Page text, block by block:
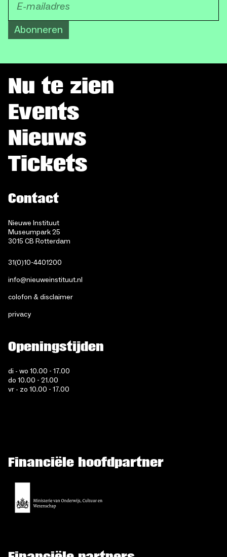
Abonneren
Nu te zien
Events
Nieuws
Tickets
Contact
Nieuwe Instituut
Museumpark 25
3015 CB Rotterdam
31(0)10-4401200
info@nieuweinstituut.nl
colofon & disclaimer
privacy
Openingstijden
di - wo 10.00 - 17.00
do 10.00 - 21.00
vr - zo 10.00 - 17.00
Financiële hoofdpartner